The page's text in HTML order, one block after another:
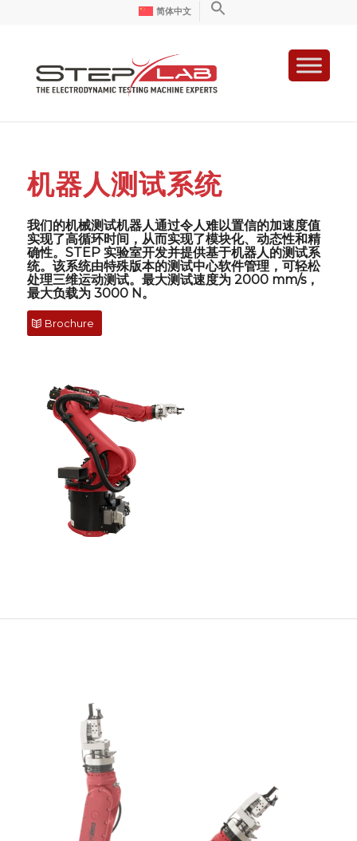
简体中文
机器人测试系统
我们的机械测试机器人通过令人难以置信的加速度值
实现了高循环时间，从而实现了模块化、动态性和精
确性。STEP 实验室开发并提供基于机器人的测试系
统。该系统由特殊版本的测试中心软件管理，可轻松
处理三维运动测试。最大测试速度为 2000 mm/s，
最大负载为 3000 N。
Brochure